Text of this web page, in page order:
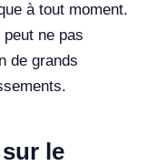
à tout moment.
ne pas
de grands
le